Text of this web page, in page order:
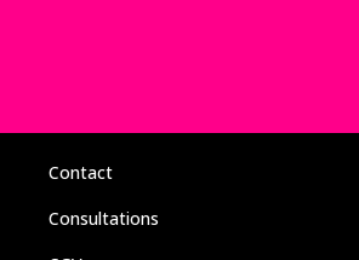
Contact
Consultations